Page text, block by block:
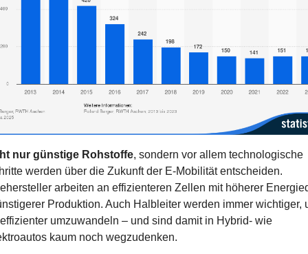
nur günstige Rohstoffe, sondern vor allem technologische
werden über die Zukunft der E-Mobilität entscheiden.
arbeiten an effizienteren Zellen mit höherer
Produktion. Auch Halbleiter werden immer wichtiger,
umzuwandeln – und sind damit in Hybrid- wie
kaum noch wegzudenken.